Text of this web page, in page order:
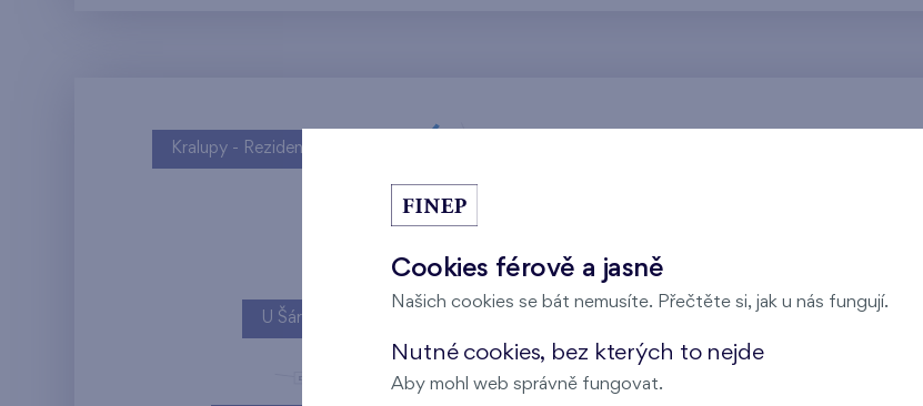
U Šárky
Harfa Park
Kralupy - Rezidence U Vltavy
Cookies férově a jasně
Našich cookies se bát nemusíte. Přečtěte si, jak u nás fungují.
Nutné cookies, bez kterých to nejde
Aby mohl web správně fungovat.